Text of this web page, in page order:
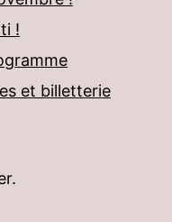
!
et billetterie